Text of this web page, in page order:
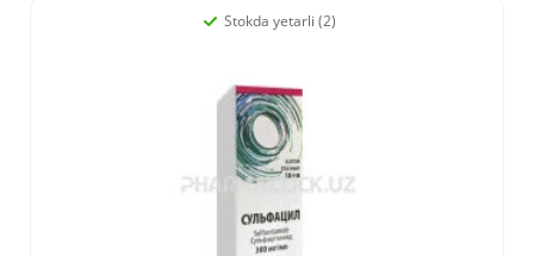
Stokda yetarli (2)